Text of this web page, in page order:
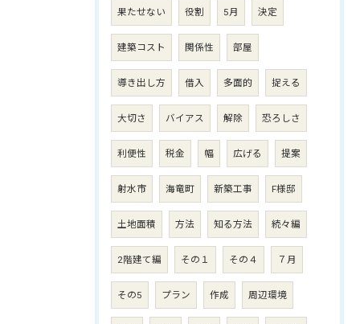
果たせない 役割 5月 決定
建築コスト 関係性 部屋
導き出し方 借入 多面的 捉える
大切さ バイアス 解除 恐ろしさ
利便性 税金 幅 広げる 提案
射水市 海竜町 新築工事 F様邸
土地面積 方法 知る方法 続々編
2階建て編 その１ その４ ７月
その5 プラン 作成 周辺環境